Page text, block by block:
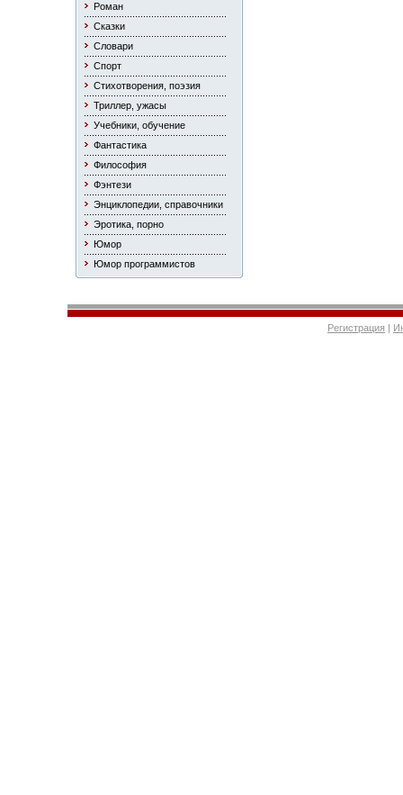
Роман
Сказки
Словари
Спорт
Стихотворения, поэзия
Триллер, ужасы
Учебники, обучение
Фантастика
Философия
Фэнтези
Энциклопедии, справочники
Эротика, порно
Юмор
Юмор программистов
Регистрация |